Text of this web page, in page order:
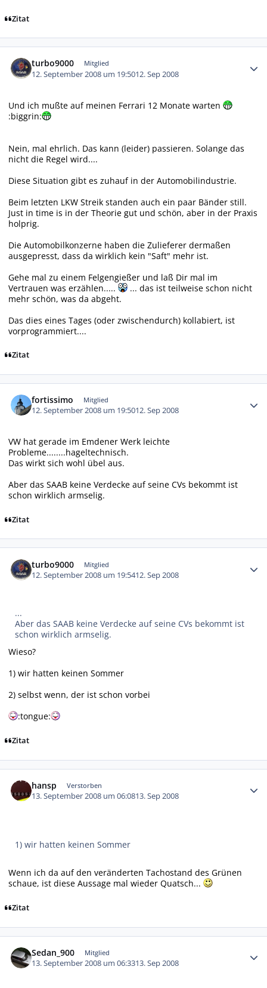
Zitat
turbo9000 Mitglied
12. September 2008 um 19:5012. Sep 2008
Und ich mußte auf meinen Ferrari 12 Monate warten
:biggrin:
Nein, mal ehrlich. Das kann (leider) passieren. Solange das
nicht die Regel wird....
Diese Situation gibt es zuhauf in der Automobilindustrie.
Beim letzten LKW Streik standen auch ein paar Bänder still.
Just in time is in der Theorie gut und schön, aber in der Praxis
holprig.
Die Automobilkonzerne haben die Zulieferer dermaßen
ausgepresst, dass da wirklich kein "Saft" mehr ist.
Gehe mal zu einem Felgengießer und laß Dir mal im
Vertrauen was erzählen.....
... das ist teilweise schon nicht
mehr schön, was da abgeht.
Das dies eines Tages (oder zwischendurch) kollabiert, ist
vorprogrammiert....
Zitat
fortissimo Mitglied
12. September 2008 um 19:5012. Sep 2008
VW hat gerade im Emdener Werk leichte
Probleme........hageltechnisch.
Das wirkt sich wohl übel aus.
Aber das SAAB keine Verdecke auf seine CVs bekommt ist
schon wirklich armselig.
Zitat
turbo9000 Mitglied
12. September 2008 um 19:5412. Sep 2008
...
Aber das SAAB keine Verdecke auf seine CVs bekommt ist
schon wirklich armselig.
Wieso?
1) wir hatten keinen Sommer
2) selbst wenn, der ist schon vorbei
:tongue:
Zitat
hansp Verstorben
13. September 2008 um 06:0813. Sep 2008
1) wir hatten keinen Sommer
Wenn ich da auf den veränderten Tachostand des Grünen
schaue, ist diese Aussage mal wieder Quatsch...
Zitat
Sedan_900 Mitglied
13. September 2008 um 06:3313. Sep 2008